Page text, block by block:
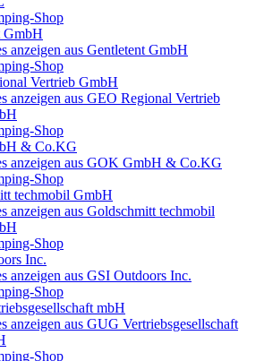
Shop
GmbH
anzeigen aus Gentletent GmbH
Shop
Vertrieb GmbH
anzeigen aus GEO Regional Vertrieb
Shop
& Co.KG
anzeigen aus GOK GmbH & Co.KG
Shop
techmobil GmbH
anzeigen aus Goldschmitt techmobil
Shop
Inc.
anzeigen aus GSI Outdoors Inc.
Shop
mbH
anzeigen aus GUG Vertriebsgesellschaft
Shop